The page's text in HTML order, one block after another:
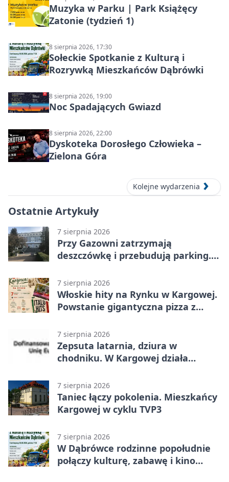
Muzyka w Parku | Park Książęcy
Zatonie (tydzień 1)
8 sierpnia 2026, 17:30
Sołeckie Spotkanie z Kulturą i
Rozrywką Mieszkańców Dąbrówki
8 sierpnia 2026, 19:00
Noc Spadających Gwiazd
8 sierpnia 2026, 22:00
Dyskoteka Dorosłego Człowieka –
Zielona Góra
Kolejne wydarzenia
Ostatnie Artykuły
7 sierpnia 2026
Przy Gazowni zatrzymają
deszczówkę i przebudują parking.
7 sierpnia 2026
Włoskie hity na Rynku w Kargowej.
Powstanie gigantyczna pizza z
7 sierpnia 2026
Zepsuta latarnia, dziura w
chodniku. W Kargowej działa
7 sierpnia 2026
Taniec łączy pokolenia. Mieszkańcy
Kargowej w cyklu TVP3
7 sierpnia 2026
W Dąbrówce rodzinne popołudnie
połączy kulturę, zabawę i kino